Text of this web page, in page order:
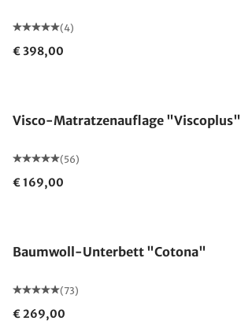
(4)
€ 398,00
Visco-Matratzenauflage "Viscoplus"
(56)
€ 169,00
Baumwoll-Unterbett "Cotona"
(73)
€ 269,00